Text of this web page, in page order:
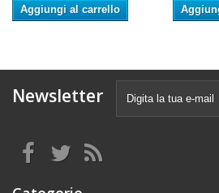
Aggiungi al carrello
Newsletter